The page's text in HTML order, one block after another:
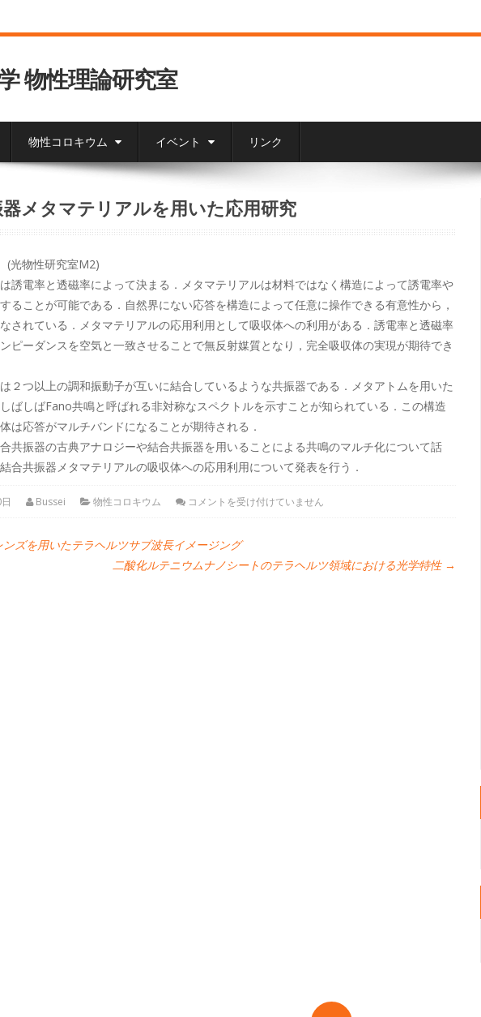
物性理論研究室
物性コロキウム イベント リンク
メタマテリアルを用いた応用研究
光物性研究室M2)
誘電率と透磁率によって決まる．メタマテリアルは材料ではなく構造によって誘電率や
ることが可能である．自然界にない応答を構造によって任意に操作できる有意性から，
されている．メタマテリアルの応用利用として吸収体への利用がある．誘電率と透磁率
ピーダンスを空気と一致させることで無反射媒質となり，完全吸収体の実現が期待でき
２つ以上の調和振動子が互いに結合しているような共振器である．メタアトムを用いた
ばしばFano共鳴と呼ばれる非対称なスペクトルを示すことが知られている．この構造
は応答がマルチバンドになることが期待される．
共振器の古典アナロジーや結合共振器を用いることによる共鳴のマルチ化について話
合共振器メタマテリアルの吸収体への応用利用について発表を行う．
Bussei 物性コロキウム コメントを受け付けていません
ズを用いたテラヘルツサブ波長イメージング
二酸化ルテニウムナノシートのテラヘルツ領域における光学特性 →